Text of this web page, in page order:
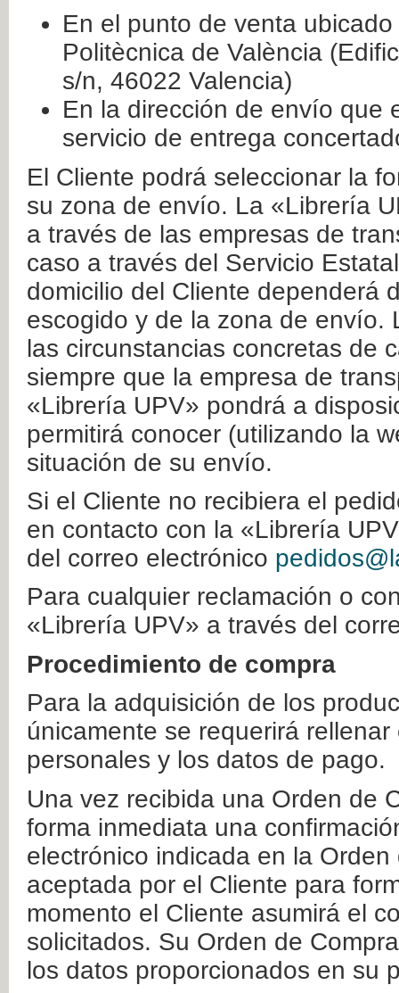
En el punto de venta
Politècnica de València
s/n, 46022 Valencia)
En la dirección de envío que
servicio de entrega
El Cliente podrá seleccionar la
su zona de envío. La «Librería
a través de las empresas de
caso a través del Servicio
domicilio del Cliente dependerá
escogido y de la zona de envío.
las circunstancias concretas de
siempre que la empresa de
«Librería UPV» pondrá a
permitirá conocer (utilizando la
situación de su envío.
Si el Cliente no recibiera el
en contacto con la «Librería
del correo electrónico
Para cualquier reclamación o
«Librería UPV» a través del
Procedimiento de compra
Para la adquisición de los
únicamente se requerirá
personales y los datos de pago.
Una vez recibida una Orden de
forma inmediata una
electrónico indicada en la
aceptada por el Cliente para
momento el Cliente asumirá el
solicitados. Su Orden de
los datos proporcionados en su